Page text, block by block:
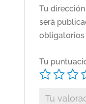
Tu
será
obligatorios
Tu